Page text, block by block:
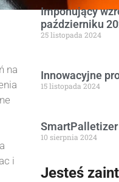
na
i
Imponujący
październiku
25 listopada 2024
Innowacyjne
15 listopada 2024
10 sierpnia 2024
Jesteś